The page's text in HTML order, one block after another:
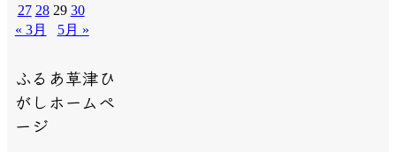
27 28 29 30
« 3月
5月 »
ふるあ草津ひ
がしホームペ
ージ